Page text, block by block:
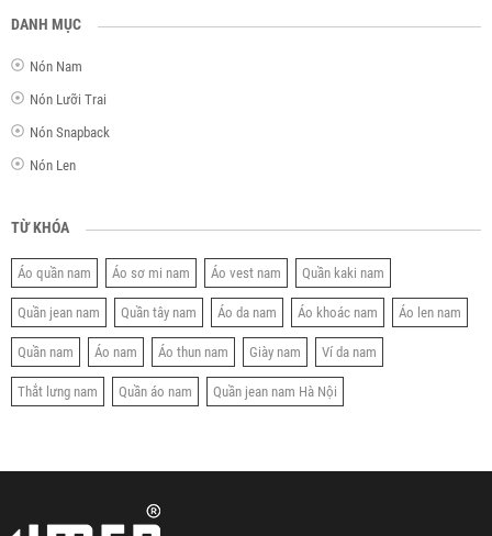
DANH MỤC
Nón Nam
Nón Lưỡi Trai
Nón Snapback
Nón Len
TỪ KHÓA
Áo quần nam Áo sơ mi nam Áo vest nam Quần kaki nam
Quần jean nam Quần tây nam Áo da nam Áo khoác nam Áo len nam
Quần nam Áo nam Áo thun nam Giày nam Ví da nam
Thắt lưng nam Quần áo nam Quần jean nam Hà Nội